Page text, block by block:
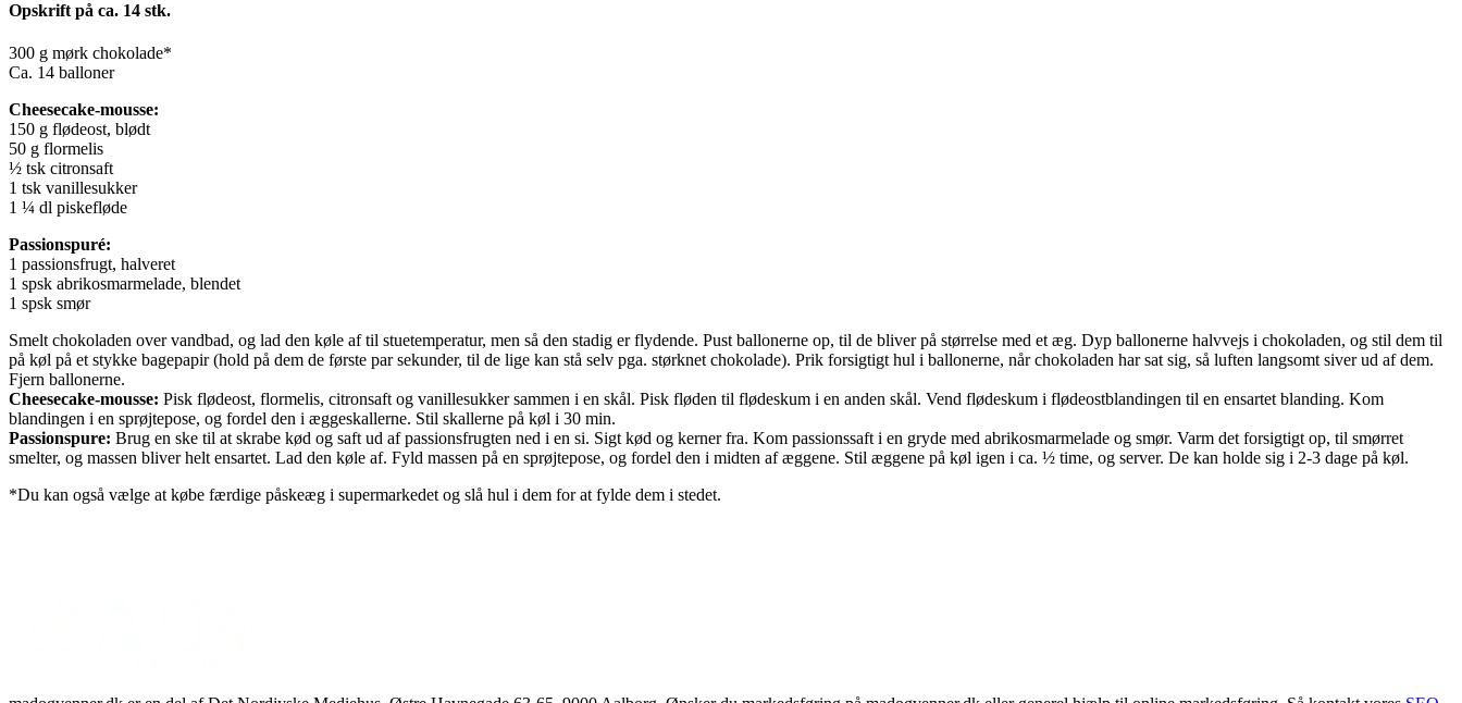
Opskrift på ca. 14 stk.
300 g mørk chokolade*
Ca. 14 balloner
Cheesecake-mousse:
150 g flødeost, blødt
50 g flormelis
½ tsk citronsaft
1 tsk vanillesukker
1 ¼ dl piskefløde
Passionspuré:
1 passionsfrugt, halveret
1 spsk abrikosmarmelade, blendet
1 spsk smør
Smelt chokoladen over vandbad, og lad den køle af til stuetemperatur, men så den stadig er flydende. Pust ballonerne op, til de bliver på størrelse med et æg. Dyp ballonerne halvvejs i chokoladen, og stil dem til
på køl på et stykke bagepapir (hold på dem de første par sekunder, til de lige kan stå selv pga. størknet chokolade). Prik forsigtigt hul i ballonerne, når chokoladen har sat sig, så luften langsomt siver ud af dem.
Fjern ballonerne.
Cheesecake-mousse: Pisk flødeost, flormelis, citronsaft og vanillesukker sammen i en skål. Pisk fløden til flødeskum i en anden skål. Vend flødeskum i flødeostblandingen til en ensartet blanding. Kom
blandingen i en sprøjtepose, og fordel den i æggeskallerne. Stil skallerne på køl i 30 min.
Passionspure: Brug en ske til at skrabe kød og saft ud af passionsfrugten ned i en si. Sigt kød og kerner fra. Kom passionssaft i en gryde med abrikosmarmelade og smør. Varm det forsigtigt op, til smørret
smelter, og massen bliver helt ensartet. Lad den køle af. Fyld massen på en sprøjtepose, og fordel den i midten af æggene. Stil æggene på køl igen i ca. ½ time, og server. De kan holde sig i 2-3 dage på køl.
*Du kan også vælge at købe færdige påskeæg i supermarkedet og slå hul i dem for at fylde dem i stedet.